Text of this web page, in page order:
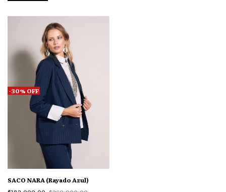
-30% OFF
SACO NARA (Rayado Azul)